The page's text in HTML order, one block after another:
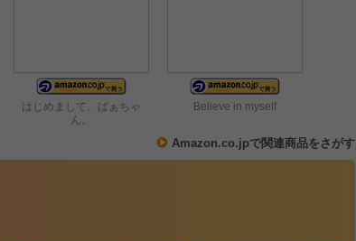
はじめまして、ばぁちゃ
ん。
Believe in myself
Amazon.co.jpで関連商品をさがす